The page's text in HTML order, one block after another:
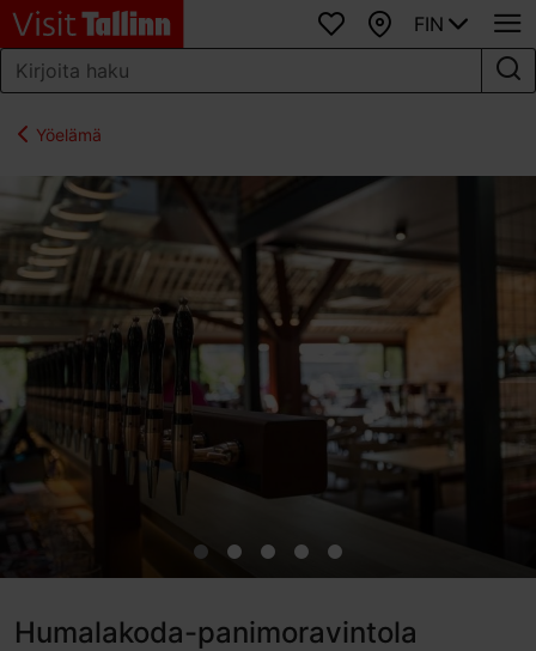
SuosikitKartta
FIN
Yöelämä
Humalakoda-panimoravintola